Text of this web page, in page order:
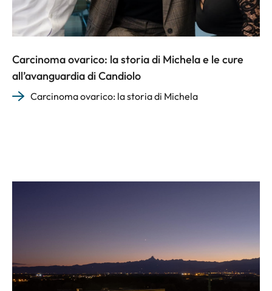
Carcinoma ovarico: la storia di Michela e le cure
all’avanguardia di Candiolo
Carcinoma ovarico: la storia di Michela